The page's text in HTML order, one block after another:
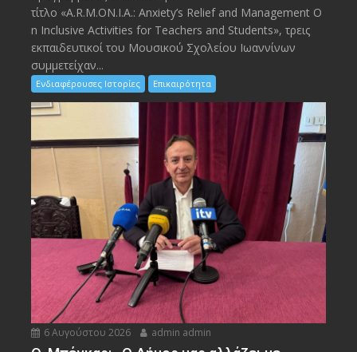
τίτλο «A.R.M.ON.I.A.: Anxiety’s Relief and Management O
n Inclusive Activities for Teachers and Students», τρεις
εκπαιδευτικοί του Μουσικού Σχολείου Ιωαννίνων
συμμετείχαν...
Ενδιαφέρουσες Ιστορίες Επικαιρότητα
6 Αυγούστου 2026 admin admin